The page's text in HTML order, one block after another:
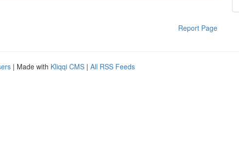
Report Page
| Made with Kliqqi CMS | All RSS Feeds